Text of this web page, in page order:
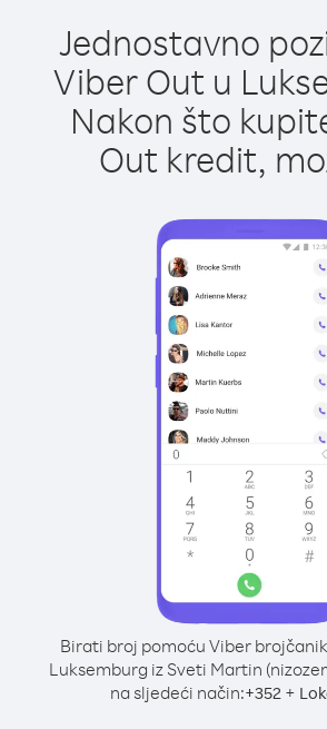
Jednostavno
Viber Out u
Nakon što
Out kredit,
Birati broj pomoću Viber
Luksemburg iz Sveti Martin
na sljedeći način:+352+